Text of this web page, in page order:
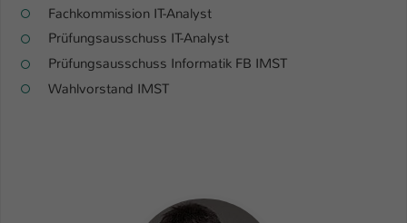
Fachkommission IT-Analyst
Prüfungsausschuss IT-Analyst
Prüfungsausschuss Informatik FB IMST
Wahlvorstand IMST
Zweck
kann der eingeloggte Benutzer
wiedererkannt werden und es wird ihm
Zugang zu geschützten Bereichen
gewährt.